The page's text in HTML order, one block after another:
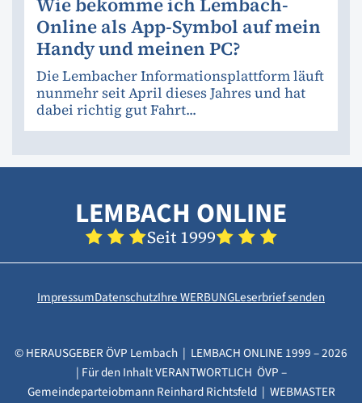
Online als App-Symbol auf mein
Handy und meinen PC?
Die Lembacher Informationsplattform läuft
nunmehr seit April dieses Jahres und hat
dabei richtig gut Fahrt...
LEMBACH ONLINE
Seit 1999
ImpressumDatenschutzIhre WERBUNGLeserbrief senden
© HERAUSGEBER ÖVP Lembach | LEMBACH ONLINE 1999 – 2026
| Für den Inhalt VERANTWORTLICH ÖVP –
Gemeindeparteiobmann Reinhard Richtsfeld | WEBMASTER